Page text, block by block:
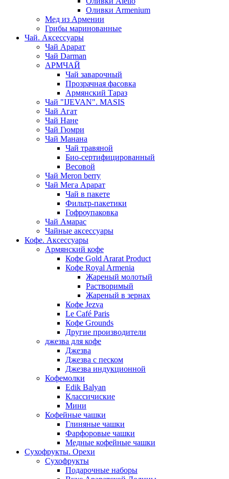
Оливки Armenium
Мед из Армении
Грибы маринованные
Чай. Аксессуары
Чай Арарат
Чай Darman
АРМЧАЙ
Чай заварочный
Прозрачная фасовка
Армянский Тараз
Чай "IJEVAN". MASIS
Чай Агат
Чай Нане
Чай Гюмри
Чай Манана
Чай травяной
Био-сертифицированный
Весовой
Чай Meron berry
Чай Мега Арарат
Чай в пакете
Фильтр-пакетики
Гофроупаковка
Чай Амарас
Чайные аксессуары
Кофе. Аксессуары
Армянский кофе
Кофе Gold Ararat Product
Кофе Royal Armenia
Жареный молотый
Растворимый
Жареный в зернах
Кофе Jezva
Le Café Paris
Кофе Grounds
Другие производители
джезва для кофе
Джезва
Джезва с песком
Джезва индукционной
Кофемолки
Edik Balyan
Классичиские
Мини
Кофейные чашки
Глиняные чашки
Фарфоровые чашки
Медные кофейные чашки
Сухофрукты. Орехи
Сухофрукты
Подарочные наборы